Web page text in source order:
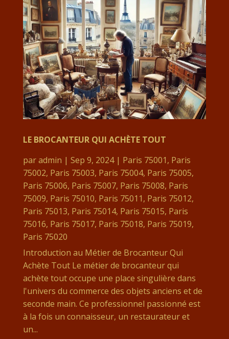
LE BROCANTEUR QUI ACHÈTE TOUT
paradmin | Sep 9, 2024| Paris 75001, Paris
75002, Paris 75003, Paris 75004, Paris 75005,
Paris 75006, Paris 75007, Paris 75008, Paris
75009, Paris 75010, Paris 75011, Paris 75012,
Paris 75013, Paris 75014, Paris 75015, Paris
75016, Paris 75017, Paris 75018, Paris 75019,
Paris 75020
Introduction au Métier de Brocanteur Qui
Achète Tout Le métier de brocanteur qui
achète tout occupe une place singulière dans
l'univers du commerce des objets anciens et de
seconde main. Ce professionnel passionné est
à la fois un connaisseur, un restaurateur et
un...